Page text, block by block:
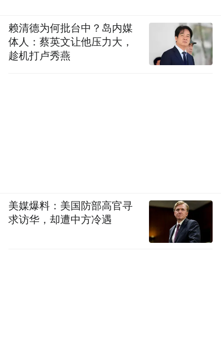
赖清德为何批台中？岛内媒
体人：蔡英文让他压力大，
趁机打卢秀燕
美媒爆料：美国防部高官寻
求访华，却遭中方冷遇